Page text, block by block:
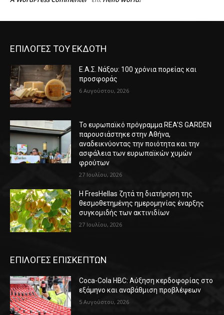
ΕΠΙΛΟΓΕΣ ΤΟΥ ΕΚΔΟΤΗ
Ε.Α.Σ. Νάξου: 100 χρόνια πορείας και
προσφοράς
6 Αυγούστου, 2026
Το ευρωπαϊκό πρόγραμμα REA’S GARDEN
παρουσιάστηκε στην Αθήνα,
αναδεικνύοντας την ποιότητα και την
ασφάλεια των ευρωπαϊκών χυμών
φρούτων
27 Ιουλίου, 2026
Η FresHellas ζητά τη διατήρηση της
θεσμοθετημένης ημερομηνίας έναρξης
συγκομιδής των ακτινιδίων
27 Ιουλίου, 2026
ΕΠΙΛΟΓΕΣ ΕΠΙΣΚΕΠΤΩΝ
Coca-Cola HBC: Αύξηση κερδοφορίας στο
εξάμηνο και αναβάθμιση προβλέψεων
5 Αυγούστου, 2026